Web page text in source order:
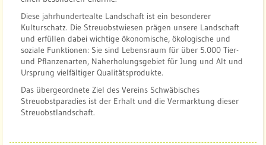
Diese jahrhundertealte Landschaft ist ein besonderer
Kulturschatz. Die Streuobstwiesen prägen unsere Landschaft
und erfüllen dabei wichtige ökonomische, ökologische und
soziale Funktionen: Sie sind Lebensraum für über 5.000 Tier-
und Pflanzenarten, Naherholungsgebiet für Jung und Alt und
Ursprung vielfältiger Qualitätsprodukte.
Das übergeordnete Ziel des Vereins Schwäbisches
Streuobstparadies ist der Erhalt und die Vermarktung dieser
Streuobstlandschaft.